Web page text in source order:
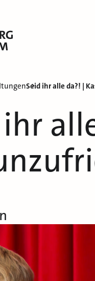
Seid ihr alle da?! |